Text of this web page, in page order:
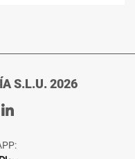
S.L.U. 2026
de
Ir
de